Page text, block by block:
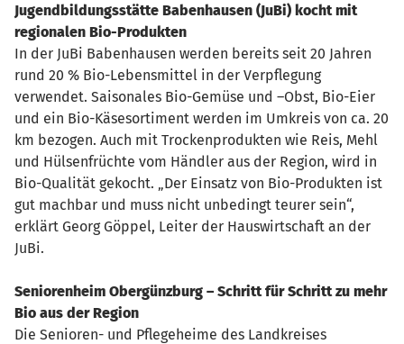
Jugendbildungsstätte Babenhausen (JuBi) kocht mit
regionalen Bio-Produkten
In der JuBi Babenhausen werden bereits seit 20 Jahren
rund 20 % Bio-Lebensmittel in der Verpflegung
verwendet. Saisonales Bio-Gemüse und –Obst, Bio-Eier
und ein Bio-Käsesortiment werden im Umkreis von ca. 20
km bezogen. Auch mit Trockenprodukten wie Reis, Mehl
und Hülsenfrüchte vom Händler aus der Region, wird in
Bio-Qualität gekocht. „Der Einsatz von Bio-Produkten ist
gut machbar und muss nicht unbedingt teurer sein“,
erklärt Georg Göppel, Leiter der Hauswirtschaft an der
JuBi.
Seniorenheim Obergünzburg – Schritt für Schritt zu mehr
Bio aus der Region
Die Senioren- und Pflegeheime des Landkreises